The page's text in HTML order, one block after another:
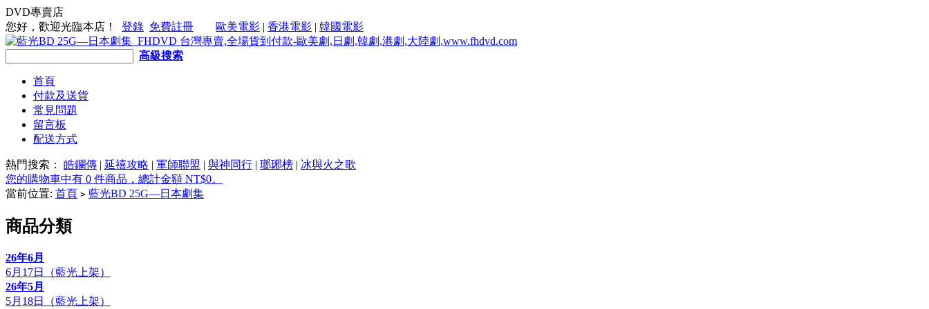
DVD專賣店
您好，歡迎光臨本店！
登錄 免費註冊 歐美電影 | 香港電影 | 韓國電影
高級搜索
首頁
付款及送貨
常見問題
留言板
配送方式
熱門搜索： 皓鑭傳 | 延禧攻略 | 軍師聯盟 | 與神同行 | 瑯琊榜 | 冰與火之歌
您的購物車中有 0 件商品，總計金額 NT$0。
當前位置: 首頁 > 藍光BD 25G—日本劇集
商品分類
26年6月
6月17日（藍光上架）
26年5月
5月18日（藍光上架）